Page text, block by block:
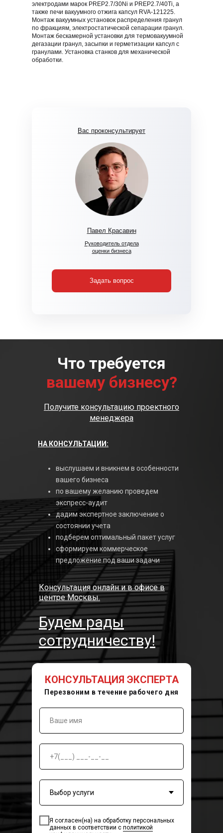
электродами марок PREP2.7/30Ni и PREP2.7/40Ti, а
также печи вакуумного отжига капсул RVA-121225.
Монтаж вакуумных установок распределения гранул
по фракциям, электростатической сепарации гранул.
Монтаж бескамерной установки для термовакуумной
дегазации гранул, засыпки и герметизации капсул с
гранулами. Установка станков для механической
обработки.
Вас проконсультирует
Павел Красавин
Руководитель отдела
оценки бизнеса
Задать вопрос
Будем рады
сотрудничеству!
Я согласен(на) на обработку персональных
данных в соответствии с политикой
Перезвоним в течение рабочего дня
КОНСУЛЬТАЦИЯ ЭКСПЕРТА
Консультация онлайн и в офисе в
центре Москвы.
Получите консультацию проектного
менеджера
Что требуется
вашему бизнесу?
выслушаем и вникнем в особенности
вашего бизнеса
по вашему желанию проведем
экспресс-аудит
дадим экспертное заключение о
состоянии учета
подберем оптимальный пакет услуг
сформируем коммерческое
предложение под ваши задачи
НА КОНСУЛЬТАЦИИ: